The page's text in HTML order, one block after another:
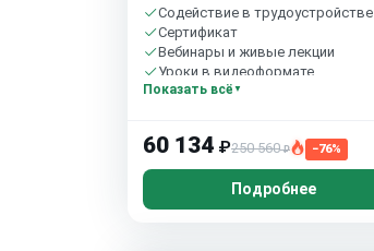
Содействие в трудоустройстве
Сертификат
Вебинары и живые лекции
Уроки в видеоформате
Домашние задания с проверкой
Показать всё
60 134 ₽250 560₽ −76%
Подробнее